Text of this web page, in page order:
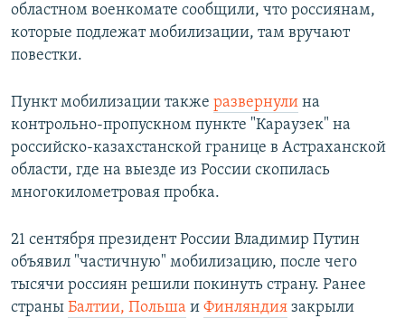
областном военкомате сообщили, что россиянам,
которые подлежат мобилизации, там вручают
повестки.
Пункт мобилизации также развернули на
контрольно-пропускном пункте "Караузек" на
российско-казахстанской границе в Астраханской
области, где на выезде из России скопилась
многокилометровая пробка.
21 сентября президент России Владимир Путин
объявил "частичную" мобилизацию, после чего
тысячи россиян решили покинуть страну. Ранее
страны Балтии, Польша и Финляндия закрыли